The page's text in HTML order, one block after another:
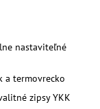
nastaviteľné
a termovrecko
zipsy YKK